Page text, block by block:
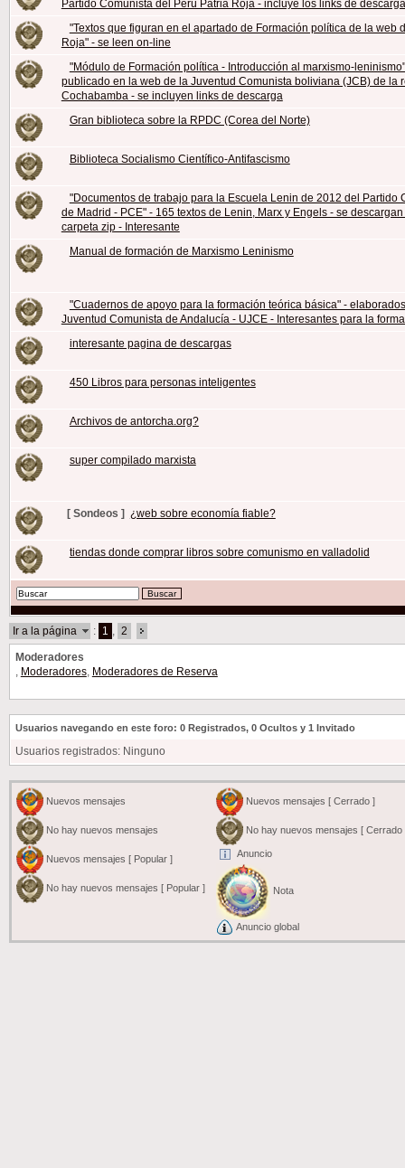
Partido Comunista del Perú Patria Roja - incluye los links de descarga
"Textos que figuran en el apartado de Formación política de la web
Roja" - se leen on-line
"Módulo de Formación política - Introducción al marxismo-
publicado en la web de la Juventud Comunista boliviana (JCB) de la
Cochabamba - se incluyen links de descarga
Gran biblioteca sobre la RPDC (Corea del Norte)
Biblioteca Socialismo Científico-Antifascismo
"Documentos de trabajo para la Escuela Lenin de 2012 del Partido
de Madrid - PCE" - 165 textos de Lenin, Marx y Engels - se
carpeta zip - Interesante
Manual de formación de Marxismo Leninismo
"Cuadernos de apoyo para la formación teórica básica" -
Juventud Comunista de Andalucía - UJCE - Interesantes para la
interesante pagina de descargas
450 Libros para personas inteligentes
Archivos de antorcha.org?
super compilado marxista
[ Sondeos ] ¿web sobre economía fiable?
tiendas donde comprar libros sobre comunismo en valladolid
Ir a la página : 1 2
Moderadores
Moderadores, Moderadores de Reserva
Usuarios navegando en este foro: 0 Registrados, 0 Ocultos y 1 Invitado
Usuarios registrados: Ninguno
Nuevos mensajes
No hay nuevos mensajes
Nuevos mensajes [ Popular ]
No hay nuevos mensajes [ Popular ]
Nuevos mensajes [ Cerrado ]
No hay nuevos mensajes [ Cerrado
Anuncio
Nota
Anuncio global